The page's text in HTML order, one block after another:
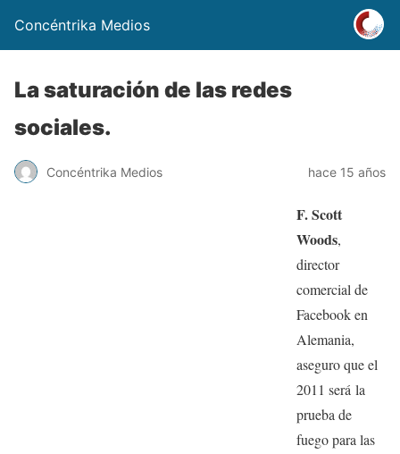
Concéntrika Medios
La saturación de las redes
sociales.
Concéntrika Medios hace 15 años
F. Scott
Woods,
director
comercial de
Facebook en
Alemania,
aseguro que el
2011 será la
prueba de
fuego para las